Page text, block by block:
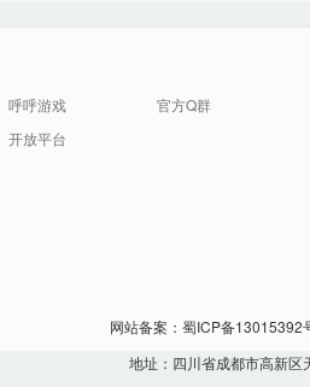
呼呼游戏
开放平台
官方Q群
网站备案：蜀ICP备13015392
地址：四川省成都市高新